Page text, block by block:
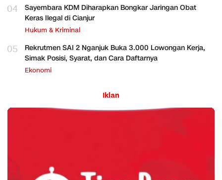
04
Sayembara KDM Diharapkan Bongkar Jaringan Obat
Keras Ilegal di Cianjur
Hukum & Kriminal
05
Rekrutmen SAI 2 Nganjuk Buka 3.000 Lowongan Kerja,
Simak Posisi, Syarat, dan Cara Daftarnya
Ekonomi
Iklan